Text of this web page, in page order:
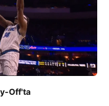
Off'ta